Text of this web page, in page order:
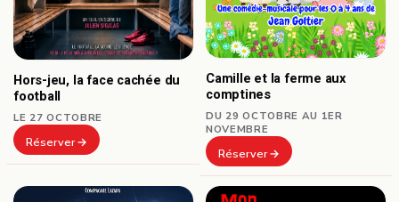
Hors-jeu, la face cachée du
football
LE 27 OCTOBRE
Réserver
Camille et la ferme aux
comptines
DU 29 OCTOBRE AU 1ER
NOVEMBRE
Réserver